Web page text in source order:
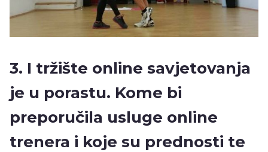
3. I tržište online savjetovanja
je u porastu. Kome bi
preporučila usluge online
trenera i koje su prednosti te